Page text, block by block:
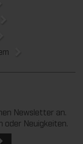
Newsletter an.
oder Neuigkeiten.